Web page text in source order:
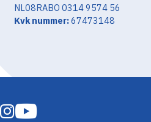
NL08RABO 0314 9574 56
Kvk nummer:67473148